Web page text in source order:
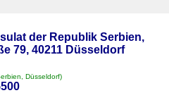
der Republik Serbien,
79, 40211 Düsseldorf
Düsseldorf)